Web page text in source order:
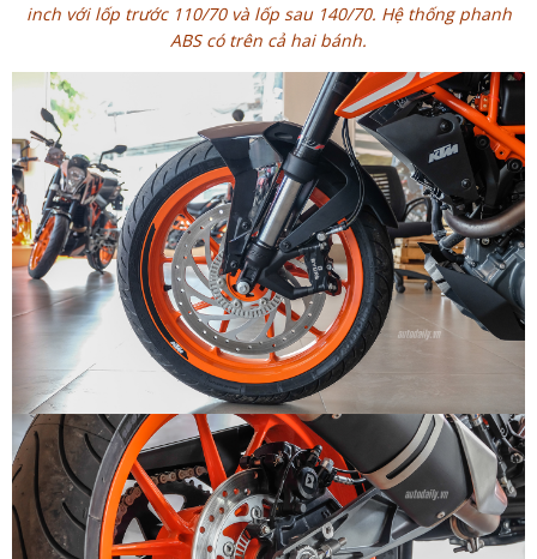
inch với lốp trước 110/70 và lốp sau 140/70. Hệ thống phanh
ABS có trên cả hai bánh.